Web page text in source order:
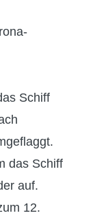
Schiff
das Schiff
auf.
12.